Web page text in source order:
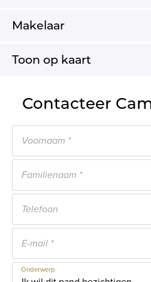
Makelaar
Toon op kaart
Contacteer
Onderwerp